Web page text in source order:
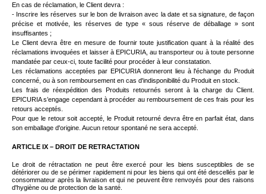
En cas de réclamation, le Client devra :
- Inscrire les réserves sur le bon de livraison avec la date et sa signature, de façon
précise et motivée, les réserves de type « sous réserve de déballage » sont
insuffisantes ;
Le Client devra être en mesure de fournir toute justification quant à la réalité des
réclamations invoquées et laisser à EPICURIA, au transporteur ou à toute personne
mandatée par ceux-ci, toute facilité pour procéder à leur constatation.
Les réclamations acceptées par EPICURIA donneront lieu à l'échange du Produit
concerné, ou à son remboursement en cas d'indisponibilité du Produit en stock.
Les frais de réexpédition des Produits retournés seront à la charge du Client.
EPICURIA s’engage cependant à procéder au remboursement de ces frais pour les
retours acceptés.
Pour que le retour soit accepté, le Produit retourné devra être en parfait état, dans
son emballage d'origine. Aucun retour spontané ne sera accepté.
ARTICLE IX – DROIT DE RETRACTATION
Le droit de rétractation ne peut être exercé pour les biens susceptibles de se
détériorer ou de se périmer rapidement ni pour les biens qui ont été descellés par le
consommateur après la livraison et qui ne peuvent être renvoyés pour des raisons
d'hygiène ou de protection de la santé.